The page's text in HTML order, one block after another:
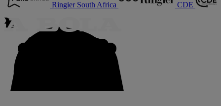
Ringier South Africa CDE